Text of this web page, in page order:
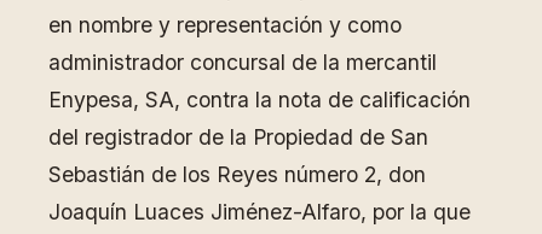
en nombre y representación y como
administrador concursal de la mercantil
Enypesa, SA, contra la nota de calificación
del registrador de la Propiedad de San
Sebastián de los Reyes número 2, don
Joaquín Luaces Jiménez-Alfaro, por la que